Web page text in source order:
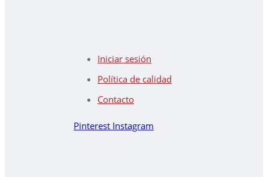
Iniciar sesión
Política de calidad
Contacto
Pinterest Instagram